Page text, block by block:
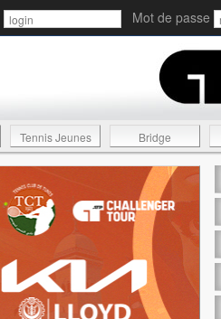
Mot de passe
Tennis Jeunes Bridge